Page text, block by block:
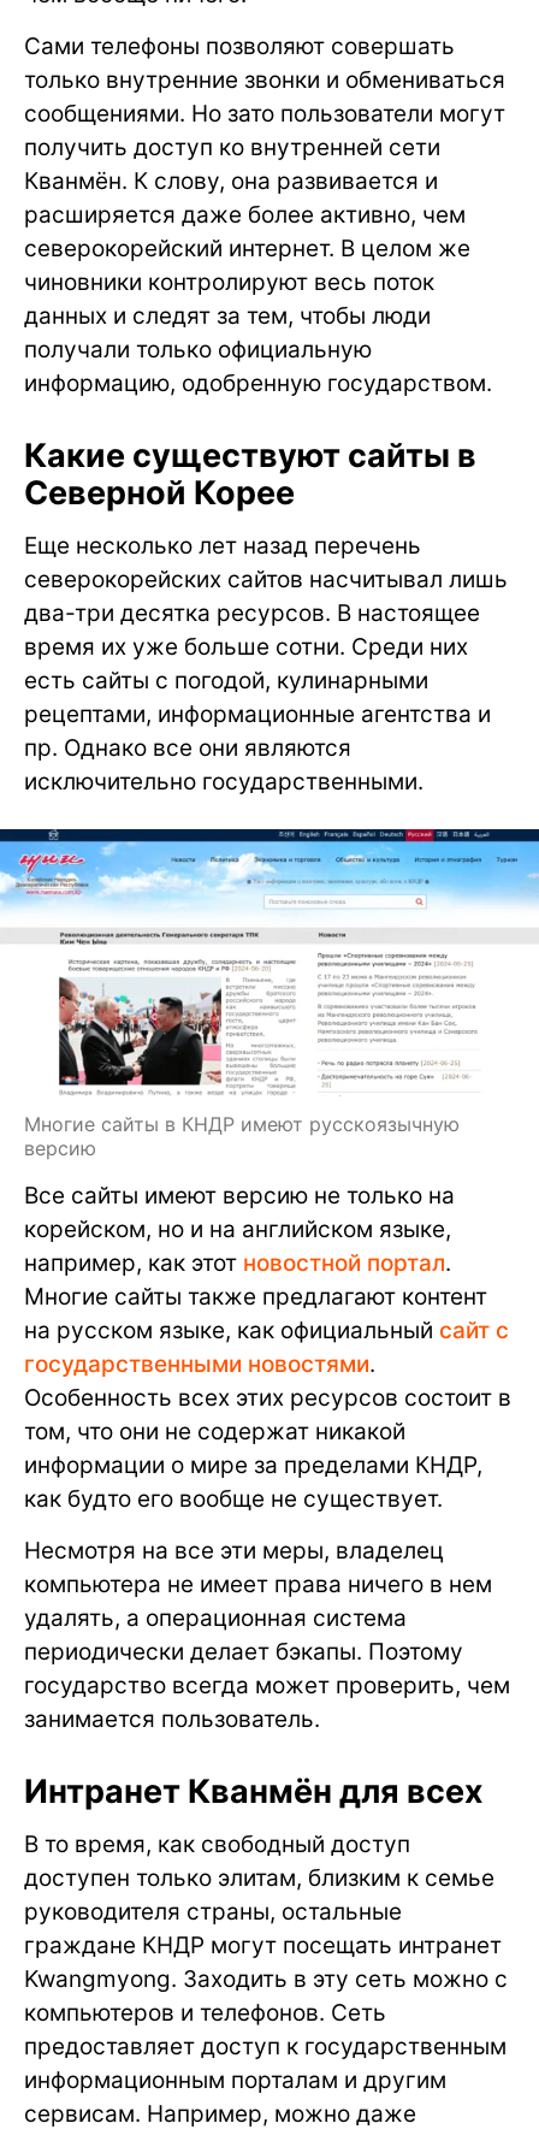
Сами телефоны позволяют совершать
только внутренние звонки и обмениваться
сообщениями. Но зато пользователи могут
получить доступ ко внутренней сети
Кванмён. К слову, она развивается и
расширяется даже более активно, чем
северокорейский интернет. В целом же
чиновники контролируют весь поток
данных и следят за тем, чтобы люди
получали только официальную
информацию, одобренную государством.
Какие существуют сайты в
Северной Корее
Еще несколько лет назад перечень
северокорейских сайтов насчитывал лишь
два-три десятка ресурсов. В настоящее
время их уже больше сотни. Среди них
есть сайты с погодой, кулинарными
рецептами, информационные агентства и
пр. Однако все они являются
исключительно государственными.
Многие сайты в КНДР имеют русскоязычную
версию
Все сайты имеют версию не только на
корейском, но и на английском языке,
например, как этот новостной портал.
Многие сайты также предлагают контент
на русском языке, как официальный сайт с
государственными новостями.
Особенность всех этих ресурсов состоит в
том, что они не содержат никакой
информации о мире за пределами КНДР,
как будто его вообще не существует.
Несмотря на все эти меры, владелец
компьютера не имеет права ничего в нем
удалять, а операционная система
периодически делает бэкапы. Поэтому
государство всегда может проверить, чем
занимается пользователь.
Интранет Кванмён для всех
В то время, как свободный доступ
доступен только элитам, близким к семье
руководителя страны, остальные
граждане КНДР могут посещать интранет
Kwangmyong. Заходить в эту сеть можно с
компьютеров и телефонов. Сеть
предоставляет доступ к государственным
информационным порталам и другим
сервисам. Например, можно даже